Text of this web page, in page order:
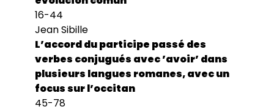
16-44
Jean Sibille
L’accord du participe passé des
verbes conjugués avec ’avoir’ dans
plusieurs langues romanes, avec un
focus sur l’occitan
45-78